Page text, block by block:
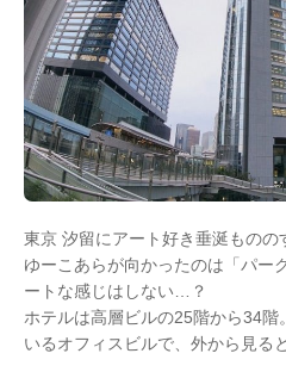
東京 汐留にアート好き垂涎ものの
ゆーこあらが向かったのは「パー
ートな感じはしない…？
ホテルは高層ビルの25階から34階
いるオフィスビルで、外から見る